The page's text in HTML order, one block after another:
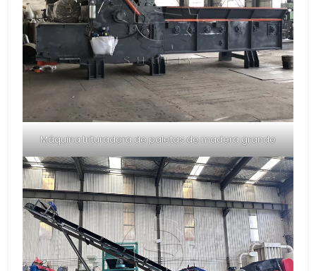
Máquina trituradora de paletas de madera grande